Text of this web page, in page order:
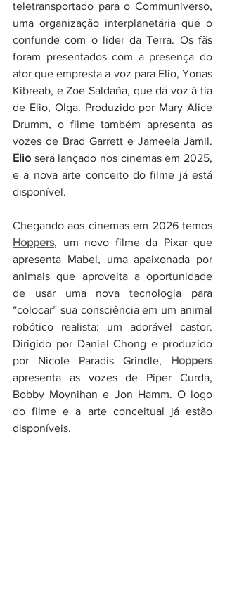
teletransportado para o Communiverso,
uma organização interplanetária que o
confunde com o líder da Terra. Os fãs
foram presentados com a presença do
ator que empresta a voz para Elio, Yonas
Kibreab, e Zoe Saldaña, que dá voz à tia
de Elio, Olga. Produzido por Mary Alice
Drumm, o filme também apresenta as
Elio será lançado nos cinemas em 2025,
e a nova arte conceito do filme já está
disponível.
Hoppers, um novo filme da Pixar que
apresenta Mabel, uma apaixonada por
animais que aproveita a oportunidade
de usar uma nova tecnologia para
“colocar” sua consciência em um animal
robótico realista: um adorável castor.
Dirigido por Daniel Chong e produzido
por Nicole Paradis Grindle, Hoppers
apresenta as vozes de Piper Curda,
Bobby Moynihan e Jon Hamm. O logo
do filme e a arte conceitual já estão
disponíveis.